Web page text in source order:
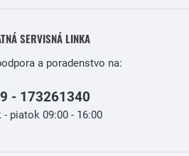
SERVISNÁ LINKA
a poradenstvo na:
- 173261340
- piatok 09:00 - 16:00